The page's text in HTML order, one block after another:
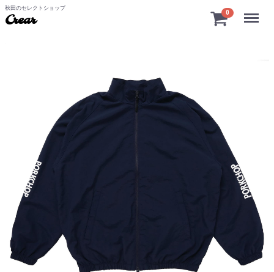
秋田のセレクトショップ
Crear
0 Menu